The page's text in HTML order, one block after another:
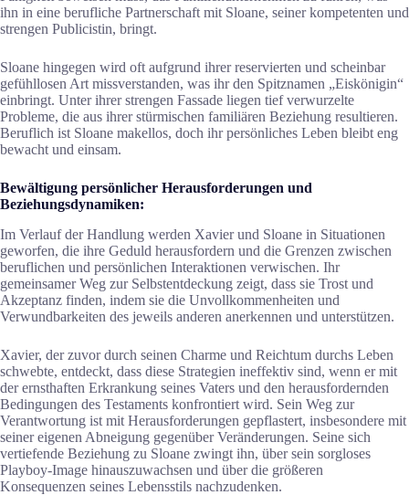
ihn in eine berufliche Partnerschaft mit Sloane, seiner kompetenten und
strengen Publicistin, bringt.
Sloane hingegen wird oft aufgrund ihrer reservierten und scheinbar
gefühllosen Art missverstanden, was ihr den Spitznamen „Eiskönigin“
einbringt. Unter ihrer strengen Fassade liegen tief verwurzelte
Probleme, die aus ihrer stürmischen familiären Beziehung resultieren.
Beruflich ist Sloane makellos, doch ihr persönliches Leben bleibt eng
bewacht und einsam.
Bewältigung persönlicher Herausforderungen und
Beziehungsdynamiken:
Im Verlauf der Handlung werden Xavier und Sloane in Situationen
geworfen, die ihre Geduld herausfordern und die Grenzen zwischen
beruflichen und persönlichen Interaktionen verwischen. Ihr
gemeinsamer Weg zur Selbstentdeckung zeigt, dass sie Trost und
Akzeptanz finden, indem sie die Unvollkommenheiten und
Verwundbarkeiten des jeweils anderen anerkennen und unterstützen.
Xavier, der zuvor durch seinen Charme und Reichtum durchs Leben
schwebte, entdeckt, dass diese Strategien ineffektiv sind, wenn er mit
der ernsthaften Erkrankung seines Vaters und den herausfordernden
Bedingungen des Testaments konfrontiert wird. Sein Weg zur
Verantwortung ist mit Herausforderungen gepflastert, insbesondere mit
seiner eigenen Abneigung gegenüber Veränderungen. Seine sich
vertiefende Beziehung zu Sloane zwingt ihn, über sein sorgloses
Playboy-Image hinauszuwachsen und über die größeren
Konsequenzen seines Lebensstils nachzudenken.